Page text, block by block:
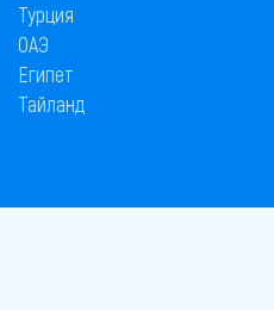
Турция
ОАЭ
Египет
Тайланд